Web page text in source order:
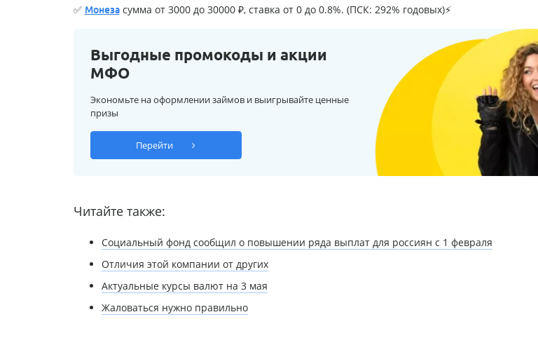
✅ Монезасумма от 3000 до 30000 ₽, ставка от 0 до 0.8%. (ПСК: 292% годовых)⚡
Выгодные промокоды и акции
МФО
Экономьте на оформлении займов и выигрывайте ценные
призы
Перейти
Читайте также:
Социальный фонд сообщил о повышении ряда выплат для россиян с 1 февраля
Отличия этой компании от других
Актуальные курсы валют на 3 мая
Жаловаться нужно правильно